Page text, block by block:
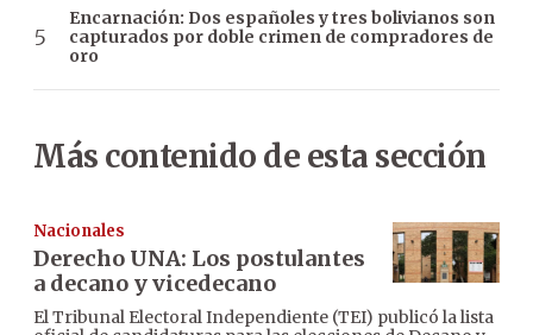
Encarnación: Dos españoles y tres bolivianos son
capturados por doble crimen de compradores de
oro
Más contenido de esta sección
Nacionales
Derecho UNA: Los postulantes
a decano y vicedecano
El Tribunal Electoral Independiente (TEI) publicó la lista